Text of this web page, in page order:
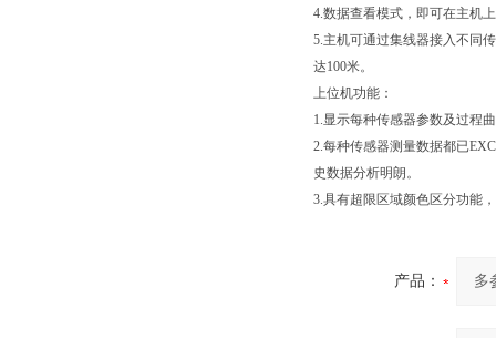
4.数据查看模式，即可在主机
5.主机可通过集线器接入不同
达100米。
上位机功能：
1.显示每种传感器参数及过程
2.每种传感器测量数据都已
史数据分析明朗。
3.具有超限区域颜色区分功能
产品：